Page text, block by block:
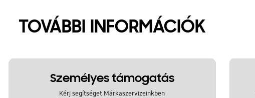
TOVÁBBI INFORMÁCIÓK
Személyes támogatás
Kérj segítséget Márkaszervizeinkben